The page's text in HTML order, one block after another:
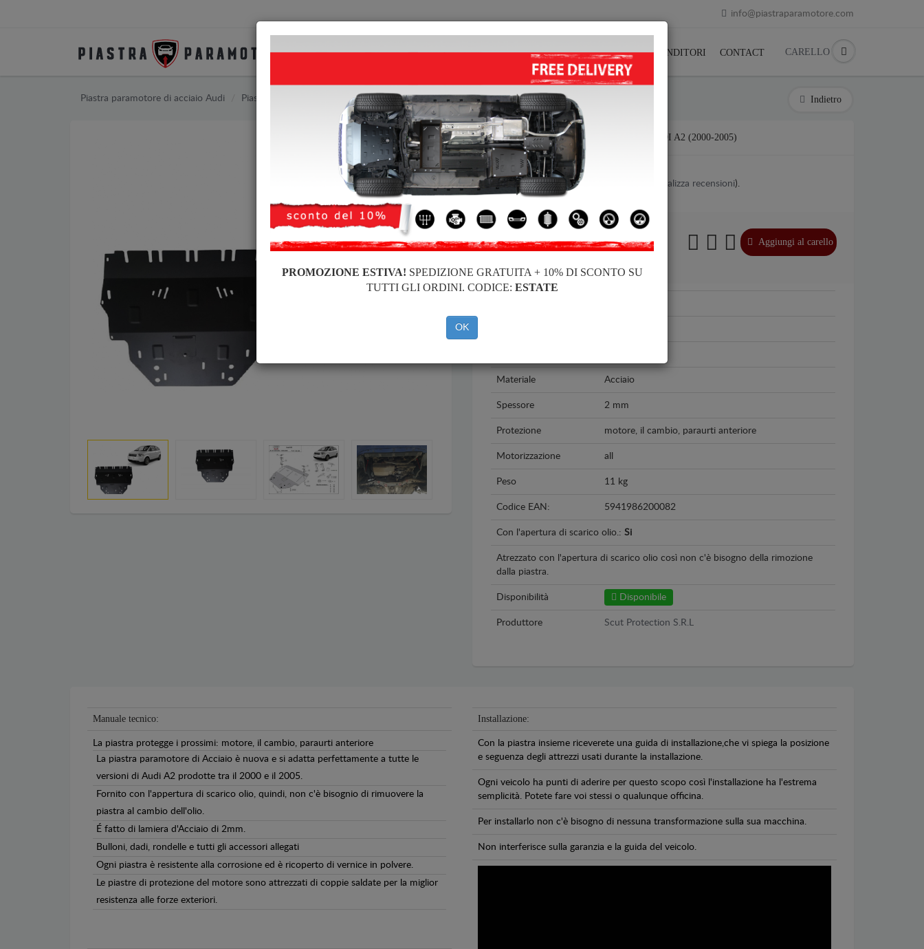
info@piastraparamotore.com
PIASTRA PARAMOTORE HOME CONSEGNARE FEEDBACK RIVENDITORI CONTACT CARELLO
Piastra paramotore di acciaio Audi Piastra paramotore di acciaio Audi A2 Indietro
PIASTRA PARAMOTORE DI ACCIAIO AUDI A2 (2000-2005)
3.50 out of5stars based on Visualizza recensioni).
Codice del prodotto: 30.148
161 €
154€ Aggiungi al carello
Materiale Acciaio
Spessore 2 mm
Protezione motore, il cambio, paraurti anteriore
Motorizzazione all
Peso 11 kg
Codice EAN: 5941986200082
Con l'apertura di scarico olio.: Si
Atrezzato con l'apertura di scarico olio così non c'è bisogno della rimozione
dalla piastra.
Disponibilità Disponibile
Produttore Scut Protection S.R.L
Manuale tecnico:
La piastra protegge i prossimi: motore, il cambio, paraurti anteriore
La piastra paramotore di Acciaio è nuova e si adatta perfettamente a tutte le
versioni di Audi A2 prodotte tra il 2000 e il 2005.
Fornito con l'appertura di scarico olio, quindi, non c'è bisognio di rimuovere la
piastra al cambio dell'olio.
É fatto di lamiera d'Acciaio di 2mm.
Bulloni, dadi, rondelle e tutti gli accessori allegati
Ogni piastra è resistente alla corrosione ed è ricoperto di vernice in polvere.
Le piastre di protezione del motore sono attrezzati di coppie saldate per la miglior
resistenza alle forze exteriori.
Installazione:
Con la piastra insieme riceverete una guida di installazione,che vi spiega la posizione
e seguenza degli attrezzi usati durante la installazione.
Ogni veicolo ha punti di aderire per questo scopo così l'installazione ha l'estrema
semplicità. Potete fare voi stessi o qualunque officina.
Per installarlo non c'è bisogno di nessuna transformazione sulla sua macchina.
Non interferisce sulla garanzia e la guida del veicolo.
PROMOZIONE ESTIVA! SPEDIZIONE GRATUITA + 10% DI SCONTO SU
TUTTI GLI ORDINI. CODICE: ESTATE
OK